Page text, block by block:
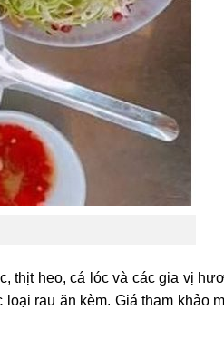
thịt heo, cá lóc và các gia vị
rau ăn kèm. Giá tham khảo